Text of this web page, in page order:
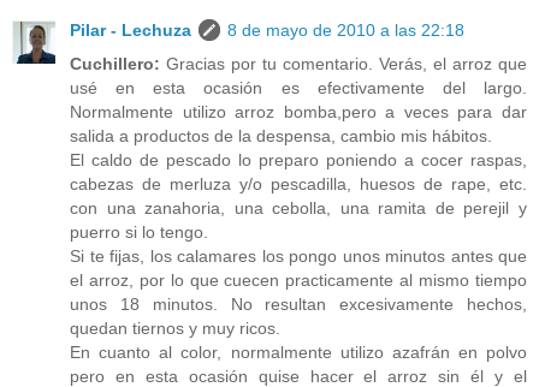
Pilar - Lechuza
8 de mayo de 2010 a las 22:18
Cuchillero: Gracias por tu comentario. Verás, el arroz que
usé en esta ocasión es efectivamente del largo.
Normalmente utilizo arroz bomba,pero a veces para dar
salida a productos de la despensa, cambio mis hábitos.
El caldo de pescado lo preparo poniendo a cocer raspas,
cabezas de merluza y/o pescadilla, huesos de rape, etc.
con una zanahoria, una cebolla, una ramita de perejil y
puerro si lo tengo.
Si te fijas, los calamares los pongo unos minutos antes que
el arroz, por lo que cuecen practicamente al mismo tiempo
unos 18 minutos. No resultan excesivamente hechos,
quedan tiernos y muy ricos.
En cuanto al color, normalmente utilizo azafrán en polvo
pero en esta ocasión quise hacer el arroz sin él y el